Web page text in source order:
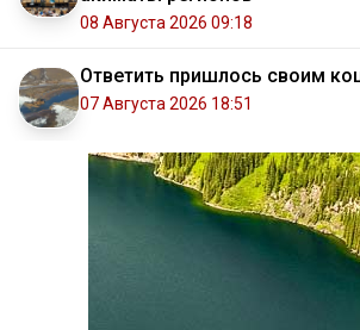
08 Августа 2026 09:18
Ответить пришлось своим
07 Августа 2026 18:51